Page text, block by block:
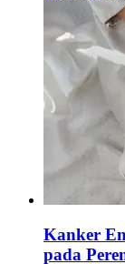
Kanker
pada